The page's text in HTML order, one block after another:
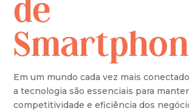
de
Em um mundo cada vez mais
a tecnologia são essenciais para
competitividade e eficiência dos